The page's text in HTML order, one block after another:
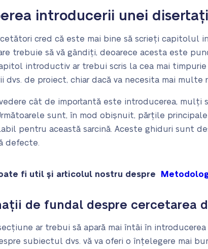
introducerii unei
cred că este mai bine să scrieți capitolul
trebuie să vă gândiți, deoarece acesta este
introductiv ar trebui scris la cea mai
dvs. de proiect, chiar dacă va necesita mai
cât de importantă este introducerea,
sunt, în mod obișnuit, părțile
pentru această sarcină. Aceste ghiduri sunt
defecte.
fi util și articolul nostru despre
de fundal despre cercetarea
ar trebui să apară mai întâi în
subiectul dvs. vă va oferi o înțelegere mai